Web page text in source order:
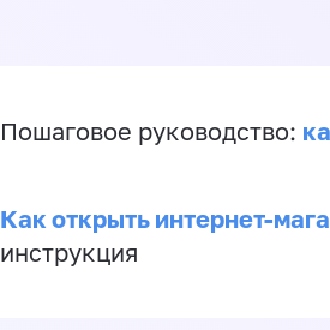
Пошаговое руководство:
Как открыть интернет-
инструкция